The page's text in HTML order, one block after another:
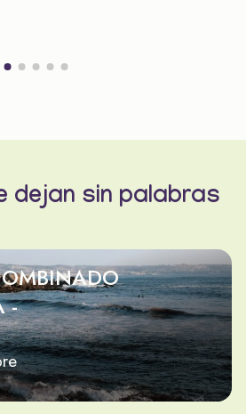
dejan sin palabras
-